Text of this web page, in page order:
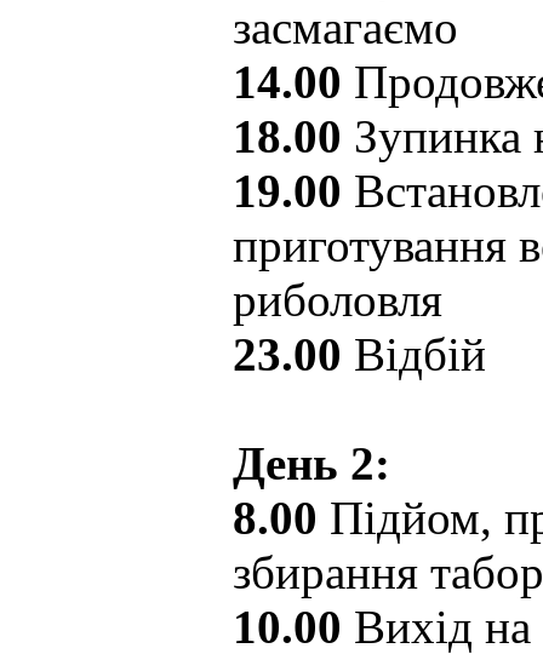
засмагаємо
14.00
18.00 Зупинка
19.00
приготування
риболовля
23.00 Відбій
День 2:
8.00 Підйом,
збирання
10.00 Вихід